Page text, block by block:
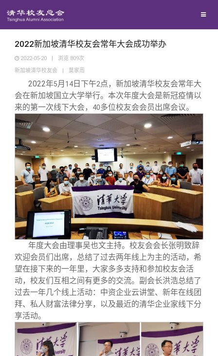
地区联络
年级联络
院系校友工作
专业委员会
兴趣群体
西南联大校友会
回馈母校
捐赠项目
捐赠新闻
捐赠纪事
捐赠方法
义工计划
媒体平台
《清华校友通讯》
《水木清华》
我要订阅
新媒体平台
百年清华
清华人物
清华故事
青春风采
校友文苑
校友讲坛
校友视界
校友服务
终身学习
信息化服务
三创大赛
实用信息
校友总会
总会简介
会长致辞
总会章程
理事会名单
联系我们
关闭
2022新加坡清华校友会常年大会成功举办
2022-05-20 | 浏览 809次
新加坡清华校友会
| 莫家周
2022年5月 14 日下午2点，新加坡清华校友会常年大
会在新加坡国立大学举行。本次年度大会是新冠疫情以
来的第一次线下大会，
40多位校友会会员出席会议。
年度大会由理事吴也文主持。校友会会长张明致辞
欢迎会员们出席，总结了过去两年线上为主的活动，希
望在接下来的一年里，大家多多支持和参加校友会活
动，校友们互相之间有更多的交流。副会长洪浩总结了
过去一年几个线上活动：中资企业云讲堂、新年在线团
拜、私人财富法律分享，以及最近的清华企业家线下分
享活动。